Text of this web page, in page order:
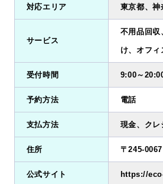
対応エリア 東京都、神
サービス
不用品回収
け、オフィ
受付時間 9:00～
予約方法 電話
支払方法 現金、クレ
住所 〒245-
公式サイト https://